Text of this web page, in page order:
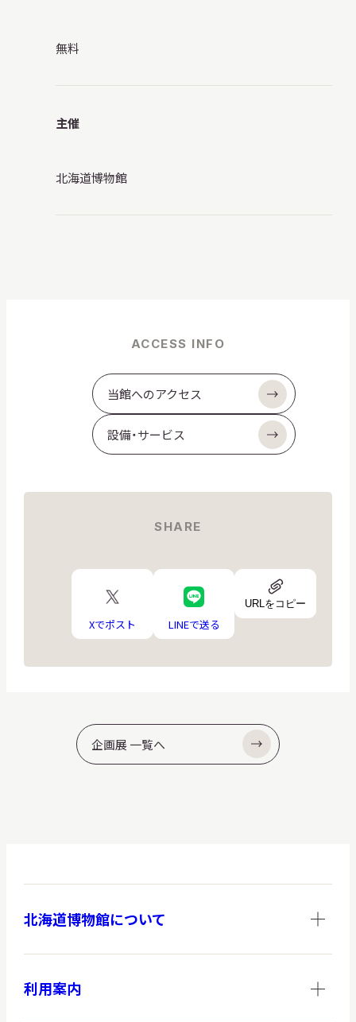
無料
主催
北海道博物館
ACCESS INFO
当館へのアクセス
設備・サービス
SHARE
X
ロ
ゴ
Xでポスト
LINE
ロ
ゴ
LINEで送る
URL
イ
URLをコピー
企画展 一覧へ
北海道博物館について
利用案内